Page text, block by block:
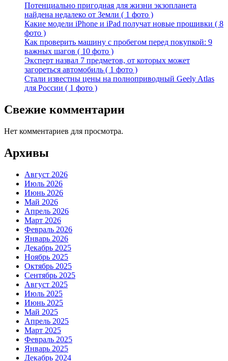
Потенциально пригодная для жизни экзопланета
найдена недалеко от Земли ( 1 фото )
Какие модели iPhone и iPad получат новые прошивки ( 8
фото )
Как проверить машину с пробегом перед покупкой: 9
важных шагов ( 10 фото )
Эксперт назвал 7 предметов, от которых может
загореться автомобиль ( 1 фото )
Стали известны цены на полноприводный Geely Atlas
для России ( 1 фото )
Свежие комментарии
Нет комментариев для просмотра.
Архивы
Август 2026
Июль 2026
Июнь 2026
Май 2026
Апрель 2026
Март 2026
Февраль 2026
Январь 2026
Декабрь 2025
Ноябрь 2025
Октябрь 2025
Сентябрь 2025
Август 2025
Июль 2025
Июнь 2025
Май 2025
Апрель 2025
Март 2025
Февраль 2025
Январь 2025
Декабрь 2024